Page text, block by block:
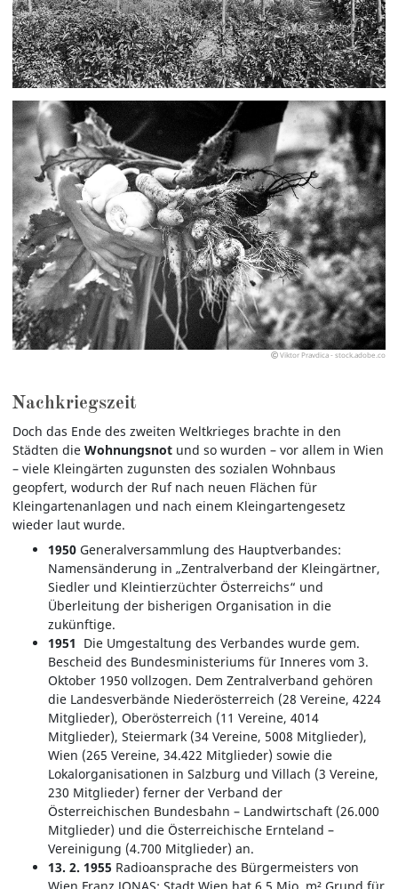
Viktor Pravdica - stock.adobe.co
Nachkriegszeit
Doch das Ende des zweiten Weltkrieges brachte in den
Städten die Wohnungsnot und so wurden – vor allem in Wien
– viele Kleingärten zugunsten des sozialen Wohnbaus
geopfert, wodurch der Ruf nach neuen Flächen für
Kleingartenanlagen und nach einem Kleingartengesetz
wieder laut wurde.
1950 Generalversammlung des Hauptverbandes:
Namensänderung in „Zentralverband der Kleingärtner,
Siedler und Kleintierzüchter Österreichs“ und
Überleitung der bisherigen Organisation in die
zukünftige.
1951 Die Umgestaltung des Verbandes wurde gem.
Bescheid des Bundesministeriums für Inneres vom 3.
Oktober 1950 vollzogen. Dem Zentralverband gehören
die Landesverbände Niederösterreich (28 Vereine, 4224
Mitglieder), Oberösterreich (11 Vereine, 4014
Mitglieder), Steiermark (34 Vereine, 5008 Mitglieder),
Wien (265 Vereine, 34.422 Mitglieder) sowie die
Lokalorganisationen in Salzburg und Villach (3 Vereine,
230 Mitglieder) ferner der Verband der
Österreichischen Bundesbahn – Landwirtschaft (26.000
Mitglieder) und die Österreichische Ernteland –
Vereinigung (4.700 Mitglieder) an.
13. 2. 1955 Radioansprache des Bürgermeisters von